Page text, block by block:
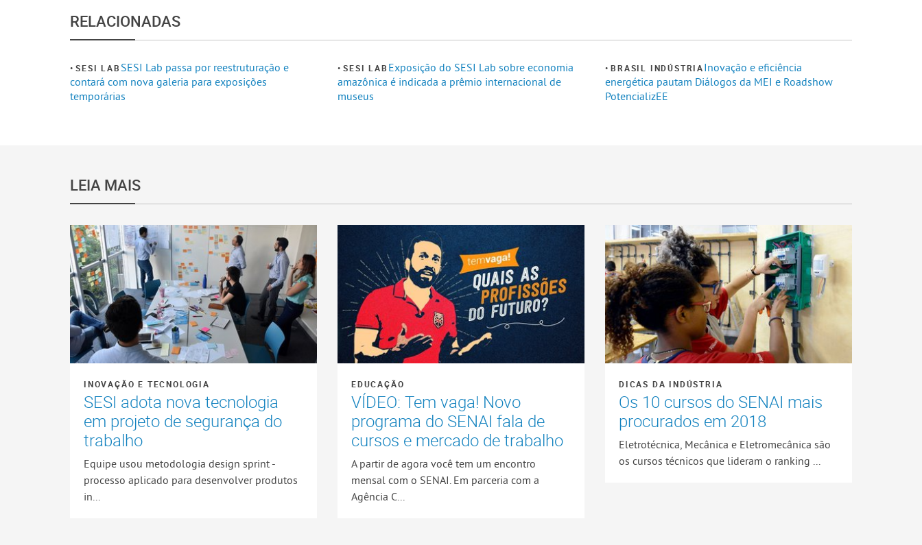
RELACIONADAS
SESI LAB SESI Lab passa por reestruturação e
contará com nova galeria para exposições
temporárias
SESI LAB Exposição do SESI Lab sobre economia
amazônica é indicada a prêmio internacional de
museus
BRASIL INDÚSTRIAInovação e eficiência
energética pautam Diálogos da MEI e Roadshow
PotencializEE
LEIA MAIS
INOVAÇÃO E TECNOLOGIA
SESI adota nova tecnologia
em projeto de segurança do
trabalho
Equipe usou metodologia design sprint -
processo aplicado para desenvolver produtos
in...
EDUCAÇÃO
VÍDEO: Tem vaga! Novo
programa do SENAI fala de
cursos e mercado de trabalho
A partir de agora você tem um encontro
mensal com o SENAI. Em parceria com a
Agência C...
DICAS DA INDÚSTRIA
Os 10 cursos do SENAI mais
procurados em 2018
Eletrotécnica, Mecânica e Eletromecânica são
os cursos técnicos que lideram o ranking ...